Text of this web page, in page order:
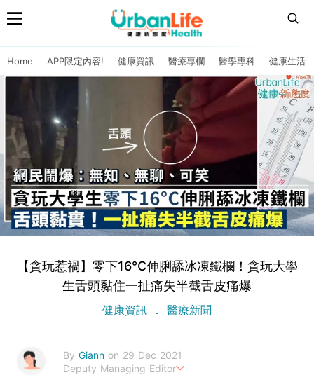
Home APP限定內容! 健康資訊 醫療專欄 醫學專科 健康生活
【貪玩惹禍】零下16°C伸脷舔冰凍鐵欄！貪玩大學
生舌頭黏住一扯痛失半截舌皮痛爆
健康資訊 醫療新聞
By Giann on 29 Dec 2021
Deputy Managing Editor